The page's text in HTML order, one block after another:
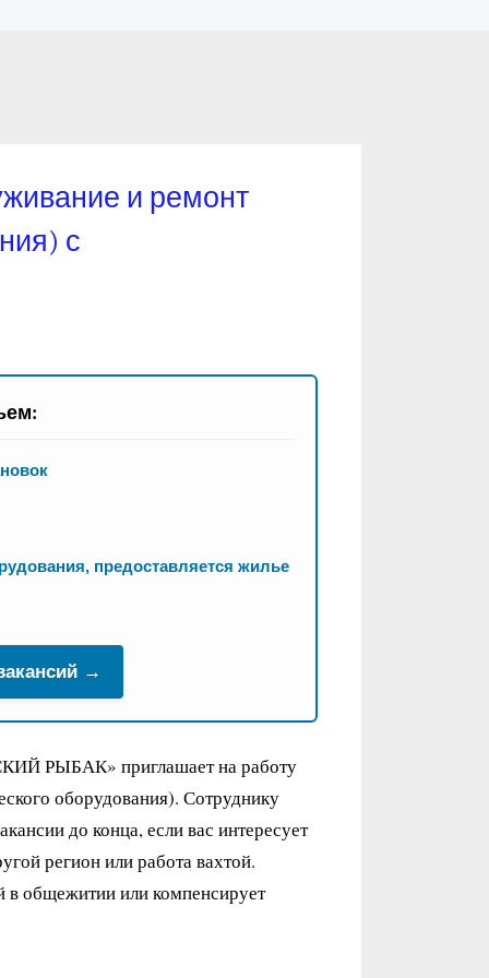
и ремонт
с
предоставляется жилье
→
РЫБАК» приглашает на работу
оборудования). Сотруднику
до конца, если вас интересует
регион или работа вахтой.
в общежитии или компенсирует